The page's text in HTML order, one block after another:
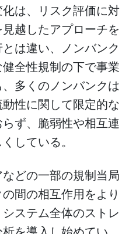
は、リスク評価に対
越したアプローチを
は違い、ノンバンク
全性規制の下で事業
多くのノンバンクは
性に関して限定的な
ず、脆弱性や相互連
している。
どの一部の規制当局
間の相互作用をより
ステム全体のストレ